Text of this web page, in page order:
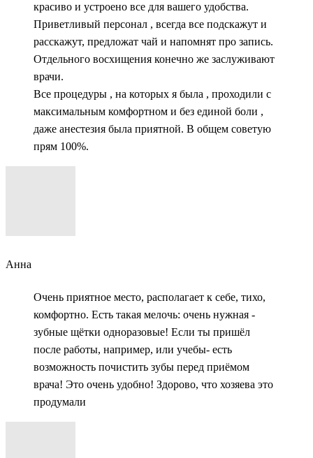
красиво и устроено все для вашего удобства.
Приветливый персонал , всегда все подскажут и
расскажут, предложат чай и напомнят про запись.
Отдельного восхищения конечно же заслуживают
врачи.
Все процедуры , на которых я была , проходили с
максимальным комфортном и без единой боли ,
даже анестезия была приятной. В общем советую
прям 100%.
Анна
Очень приятное место, располагает к себе, тихо,
комфортно. Есть такая мелочь: очень нужная -
зубные щётки одноразовые! Если ты пришёл
после работы, например, или учебы- есть
возможность почистить зубы перед приёмом
врача! Это очень удобно! Здорово, что хозяева это
продумали